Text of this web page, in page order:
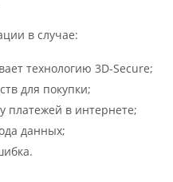
в случае:
технологию 3D-Secure;
для покупки;
платежей в интернете;
данных;